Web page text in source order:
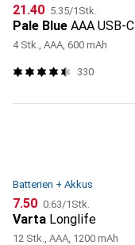
CHF
21.40 CHF
5.35/1Stk.
Pale Blue AAA USB-C
4 Stk., AAA, 600 mAh
330
Batterien + Akkus
CHF
7.50 CHF
0.63/1Stk.
Varta Longlife
12 Stk., AAA, 1200 mAh